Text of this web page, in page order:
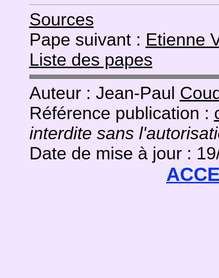
Sources
Pape suivant : Etienne
Liste des papes
Auteur : Jean-Paul
Référence publication :
interdite sans
Date de mise à jour :